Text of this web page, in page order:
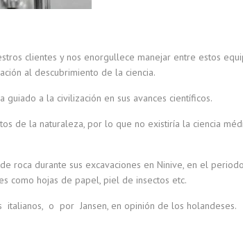
clientes y nos enorgullece manejar entre estos
al descubrimiento de la ciencia.
a la civilización en sus avances científicos.
de la naturaleza, por lo que no existiría la ciencia
roca durante sus excavaciones en Ninive, en el
como hojas de papel, piel de insectos etc.
o por Jansen, en opinión de los holandeses.